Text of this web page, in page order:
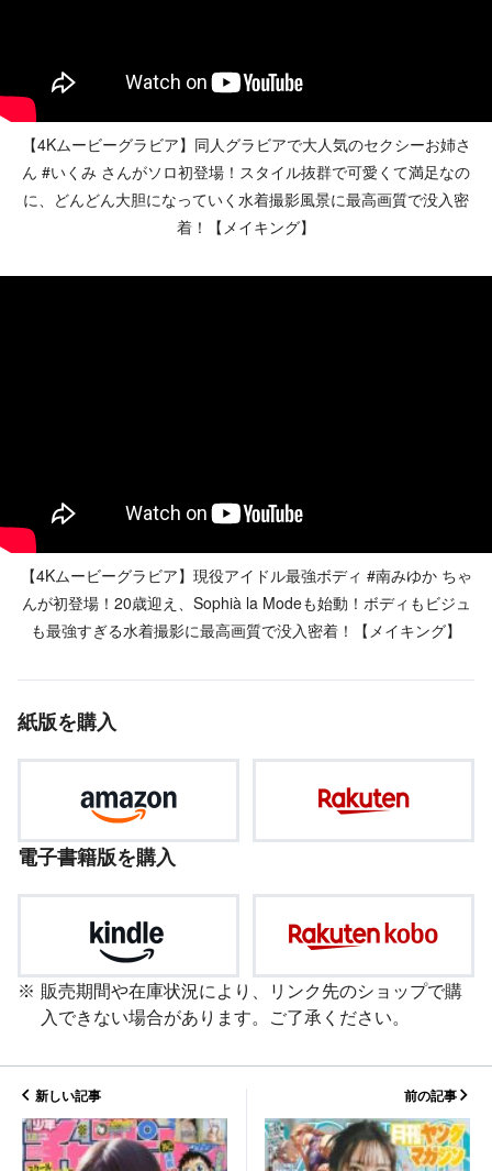
【4Kムービーグラビア】同人グラビアで大人気のセクシーお姉さ
ん #いくみ さんがソロ初登場！スタイル抜群で可愛くて満足なの
に、どんどん大胆になっていく水着撮影風景に最高画質で没入密
着！【メイキング】
【4Kムービーグラビア】現役アイドル最強ボディ #南みゆか ちゃ
んが初登場！20歳迎え、Sophià la Modeも始動！ボディもビジュ
も最強すぎる水着撮影に最高画質で没入密着！【メイキング】
紙版を購入
電子書籍版を購入
販売期間や在庫状況により、リンク先のショップで購
入できない場合があります。ご了承ください。
新しい記事 前の記事